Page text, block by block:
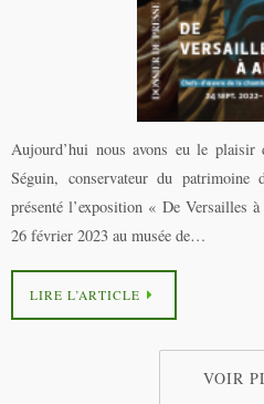
Aujourd’hui nous avons eu le plaisir
Séguin, conservateur du
présenté l’exposition « De Versailles
26 février 2023 au musée de…
LIRE L’ARTICLE
VOIR